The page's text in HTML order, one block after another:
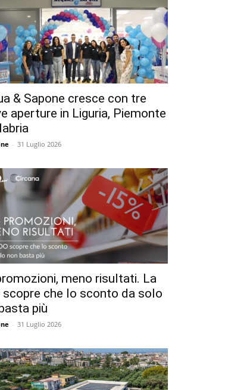
& Sapone cresce con tre
aperture in Liguria, Piemonte
- 31 Luglio 2026
meno risultati. La
scopre che lo sconto da solo
più
- 31 Luglio 2026